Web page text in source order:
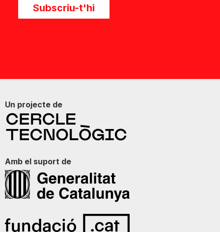
Subscriu-t'hi
Un projecte de
Amb el suport de